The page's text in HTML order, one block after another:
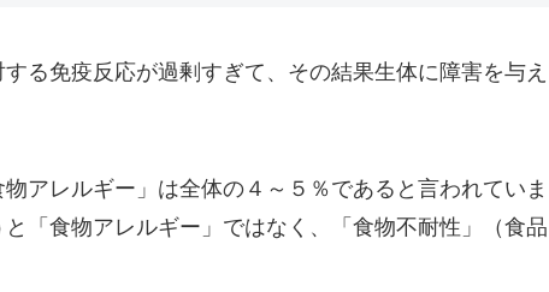
る免疫反応が過剰すぎて、その結果生体に障害を与え
アレルギー」は全体の４～５％であると言われていま
「食物アレルギー」ではなく、「食物不耐性」（食品